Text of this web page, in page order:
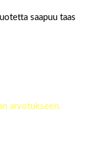
saapuu taas
arvotukseen.